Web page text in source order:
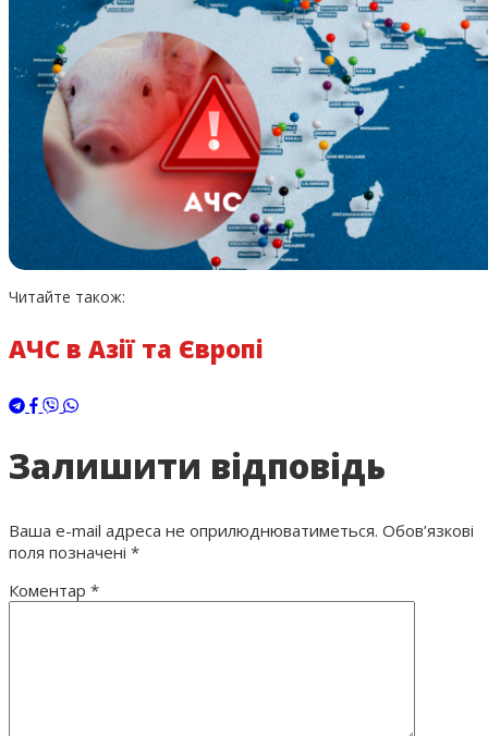
Читайте також:
АЧС в Азії та Європі
Залишити відповідь
Ваша e-mail адреса не оприлюднюватиметься. Обов’язкові
поля позначені *
Коментар *